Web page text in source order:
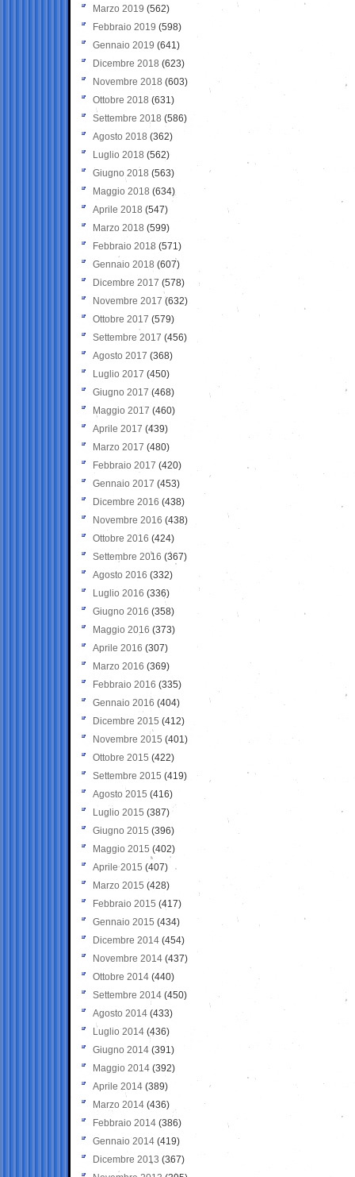
Marzo 2019 (562)
Febbraio 2019 (598)
Gennaio 2019 (641)
Dicembre 2018 (623)
Novembre 2018 (603)
Ottobre 2018 (631)
Settembre 2018 (586)
Agosto 2018 (362)
Luglio 2018 (562)
Giugno 2018 (563)
Maggio 2018 (634)
Aprile 2018 (547)
Marzo 2018 (599)
Febbraio 2018 (571)
Gennaio 2018 (607)
Dicembre 2017 (578)
Novembre 2017 (632)
Ottobre 2017 (579)
Settembre 2017 (456)
Agosto 2017 (368)
Luglio 2017 (450)
Giugno 2017 (468)
Maggio 2017 (460)
Aprile 2017 (439)
Marzo 2017 (480)
Febbraio 2017 (420)
Gennaio 2017 (453)
Dicembre 2016 (438)
Novembre 2016 (438)
Ottobre 2016 (424)
Settembre 2016 (367)
Agosto 2016 (332)
Luglio 2016 (336)
Giugno 2016 (358)
Maggio 2016 (373)
Aprile 2016 (307)
Marzo 2016 (369)
Febbraio 2016 (335)
Gennaio 2016 (404)
Dicembre 2015 (412)
Novembre 2015 (401)
Ottobre 2015 (422)
Settembre 2015 (419)
Agosto 2015 (416)
Luglio 2015 (387)
Giugno 2015 (396)
Maggio 2015 (402)
Aprile 2015 (407)
Marzo 2015 (428)
Febbraio 2015 (417)
Gennaio 2015 (434)
Dicembre 2014 (454)
Novembre 2014 (437)
Ottobre 2014 (440)
Settembre 2014 (450)
Agosto 2014 (433)
Luglio 2014 (436)
Giugno 2014 (391)
Maggio 2014 (392)
Aprile 2014 (389)
Marzo 2014 (436)
Febbraio 2014 (386)
Gennaio 2014 (419)
Dicembre 2013 (367)